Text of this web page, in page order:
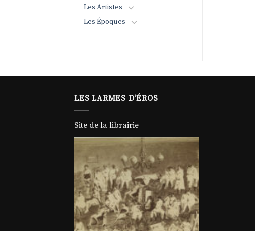
Les Artistes
Les Époques
LES LARMES D’ÉROS
Site de la librairie